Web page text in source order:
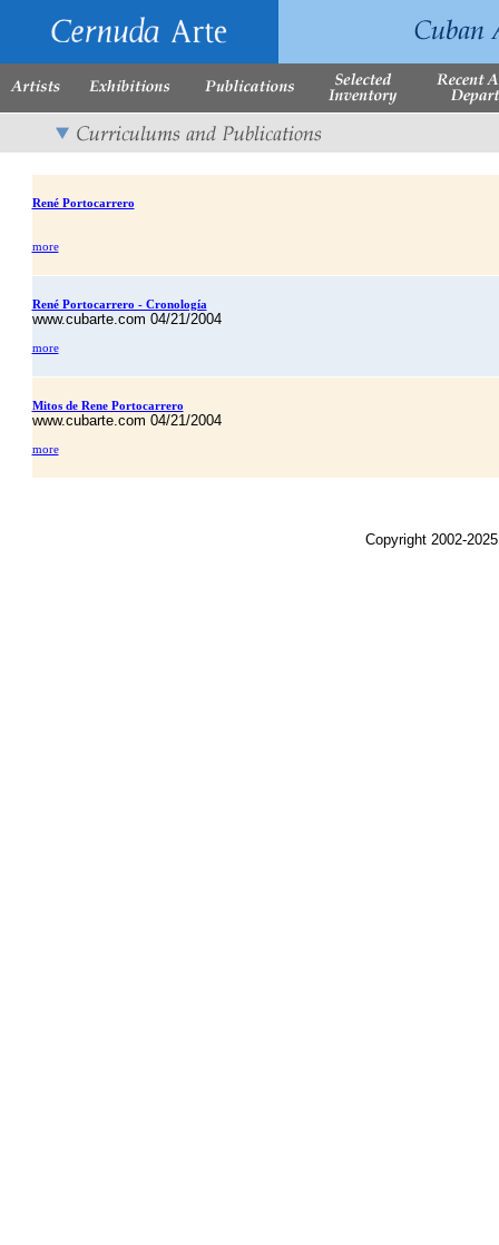
René Portocarrero
more
René Portocarrero - Cronología
www.cubarte.com 04/21/2004
more
Mitos de Rene Portocarrero
www.cubarte.com 04/21/2004
more
Copyright 2002-